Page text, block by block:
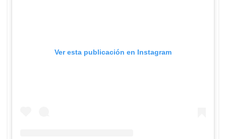
Ver esta publicación en Instagram